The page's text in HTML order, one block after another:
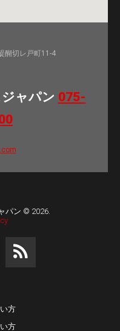
醐切レ戸町11-4
ャパン 075-
パン © 2026.
方
方